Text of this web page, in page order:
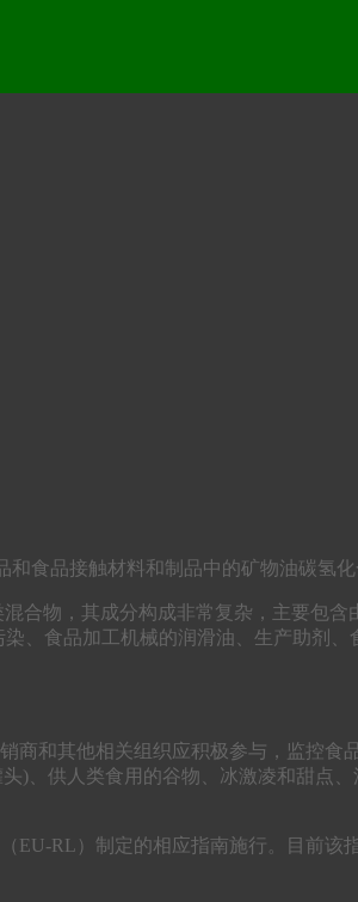
和食品接触材料和制品中的矿物油碳氢
合物，其成分构成非常复杂，主要包
、食品加工机械的润滑油、生产助剂
商和其他相关组织应积极参与，监控
)、供人类食用的谷物、冰激凌和甜点
RL）制定的相应指南施行。目前该